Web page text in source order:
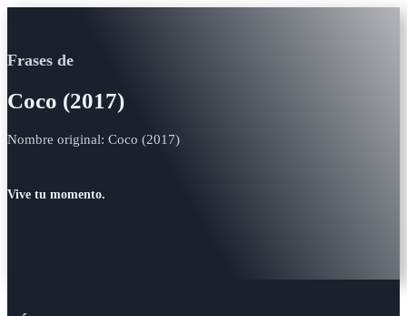
Frases de
Coco (2017)
Nombre original: Coco (2017)
Vive tu momento.